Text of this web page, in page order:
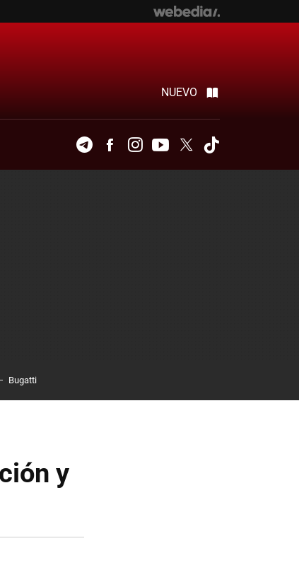
NUEVO
TelegramFacebookInstagramYoutubeTwitter
Bugatti
y